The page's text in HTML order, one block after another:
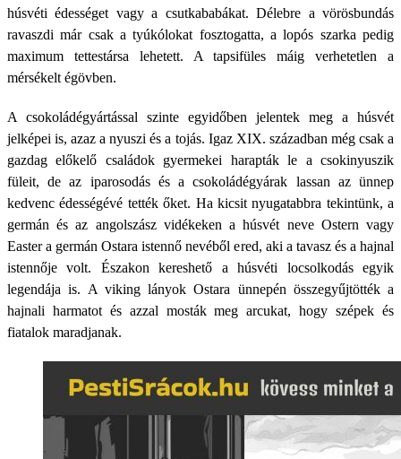
húsvéti édességet vagy a csutkababákat. Délebre a vörösbundás
ravaszdi már csak a tyúkólokat fosztogatta, a lopós szarka pedig
maximum tettestársa lehetett. A tapsifüles máig verhetetlen a
mérsékelt égövben.
A csokoládégyártással szinte egyidőben jelentek meg a húsvét
jelképei is, azaz a nyuszi és a tojás. Igaz XIX. században még csak a
gazdag előkelő családok gyermekei harapták le a csokinyuszik
füleit, de az iparosodás és a csokoládégyárak lassan az ünnep
kedvenc édességévé tették őket. Ha kicsit nyugatabbra tekintünk, a
germán és az angolszász vidékeken a húsvét neve Ostern vagy
Easter a germán Ostara istennő nevéből ered, aki a tavasz és a hajnal
istennője volt. Északon kereshető a húsvéti locsolkodás egyik
legendája is. A viking lányok Ostara ünnepén összegyűjtötték a
hajnali harmatot és azzal mosták meg arcukat, hogy szépek és
fiatalok maradjanak.